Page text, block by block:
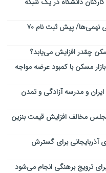
صدور بیش از ۹۰ درصد هدایت تحصیلی نهمی‌ها/ پیش ثبت نام ۷۰
چقدر افزایش می‌یابد؟
مسکن با کمبود عرضه مواجه
و مدرسه آزادگی و تمدن
مجلس مخالف افزایش قیمت بنزین
آذربایجانی برای گسترش
ترویج برهنگی انجام می‌شود